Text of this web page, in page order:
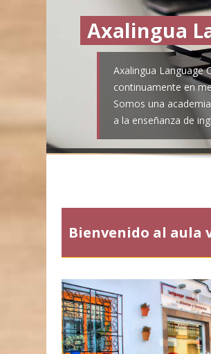
Axalingua
Axalingua Language
continuamente en
Somos una
a la enseñanza de
Bienvenido al aula